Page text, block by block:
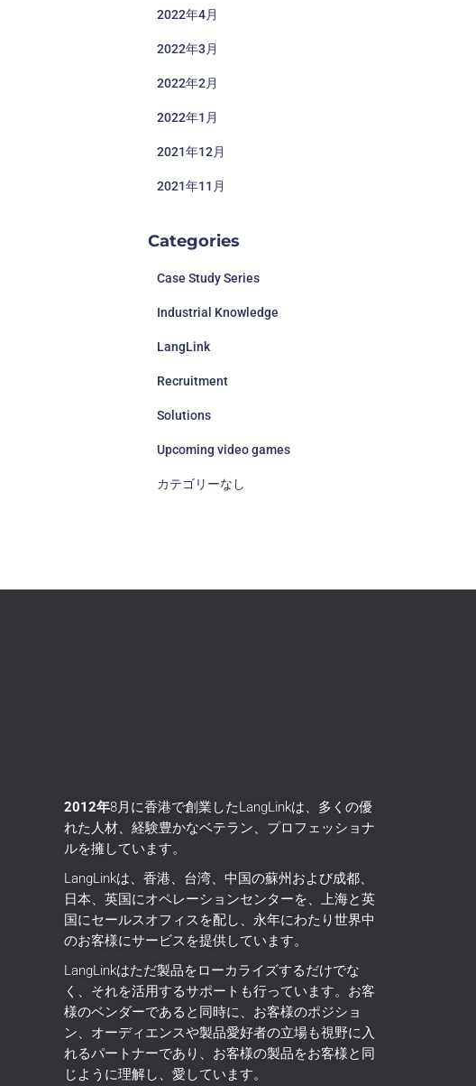
2022年4月
2022年3月
2022年2月
2022年1月
2021年12月
2021年11月
Categories
Case Study Series
Industrial Knowledge
LangLink
Recruitment
Solutions
Upcoming video games
カテゴリーなし
2012年8月に香港で創業したLangLinkは、多くの優
れた人材、経験豊かなベテラン、プロフェッショナ
ルを擁しています。
LangLinkは、香港、台湾、中国の蘇州および成都、
日本、英国にオペレーションセンターを、上海と英
国にセールスオフィスを配し、永年にわたり世界中
のお客様にサービスを提供しています。
LangLinkはただ製品をローカライズするだけでな
く、それを活用するサポートも行っています。 お客
様のベンダーであると同時に、お客様のポジショ
ン、オーディエンスや製品愛好者の立場も視野に入
れるパートナーであり、お客様の製品をお客様と同
じように理解し、愛しています。